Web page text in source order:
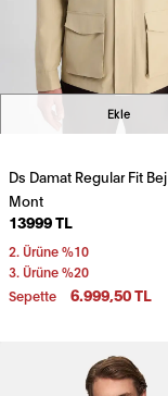
Ekle
Ds Damat Regular Fit Bej
Mont
13999 TL
2. Ürüne %10
3. Ürüne %20
Sepette
6.999,50 TL